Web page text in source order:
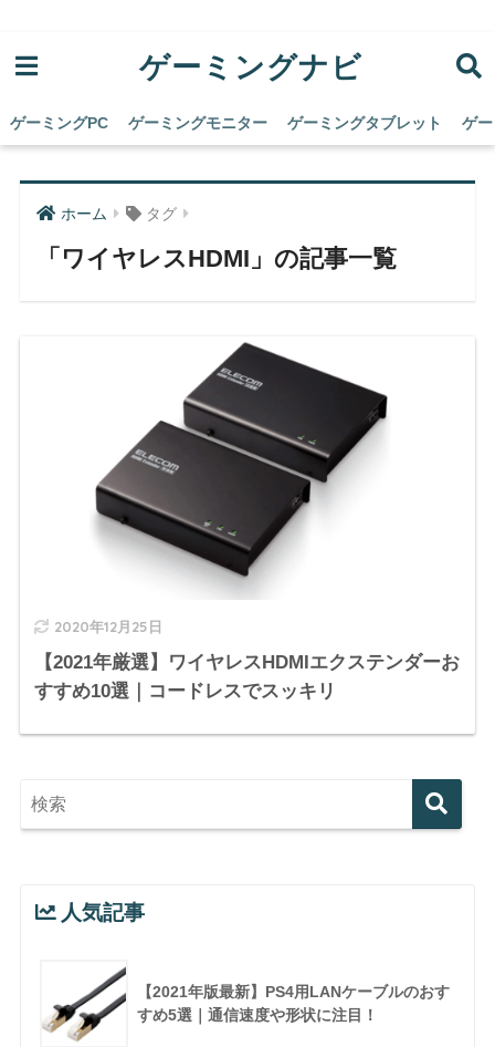
ゲーミングナビ
ゲーミングPC ゲーミングモニター ゲーミングタブレット ゲ
ホーム タグ
「ワイヤレスHDMI」の記事一覧
2020年12月25日
【2021年厳選】ワイヤレスHDMIエクステンダーお
すすめ10選｜コードレスでスッキリ
人気記事
【2021年版最新】PS4用LANケーブルのおす
すめ5選｜通信速度や形状に注目！